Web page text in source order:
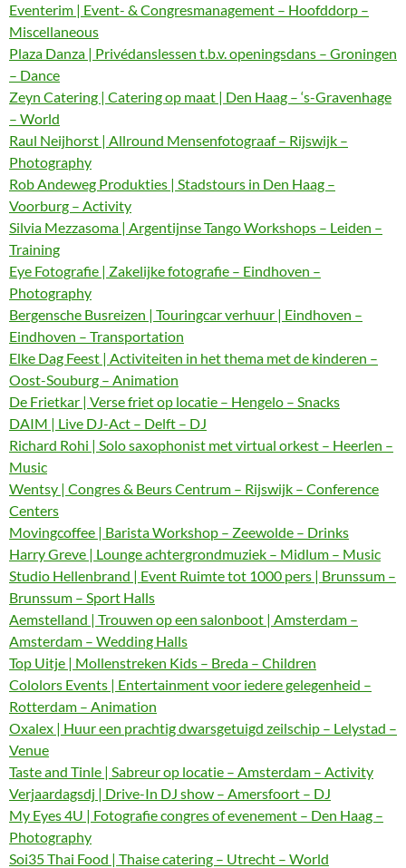
Eventerim | Event- & Congresmanagement – Hoofddorp –
Miscellaneous
Plaza Danza | Privédanslessen t.b.v. openingsdans – Groningen
– Dance
Zeyn Catering | Catering op maat | Den Haag – ‘s-Gravenhage
– World
Raul Neijhorst | Allround Mensenfotograaf – Rijswijk –
Photography
Rob Andeweg Produkties | Stadstours in Den Haag –
Voorburg – Activity
Silvia Mezzasoma | Argentijnse Tango Workshops – Leiden –
Training
Eye Fotografie | Zakelijke fotografie – Eindhoven –
Photography
Bergensche Busreizen | Touringcar verhuur | Eindhoven –
Eindhoven – Transportation
Elke Dag Feest | Activiteiten in het thema met de kinderen –
Oost-Souburg – Animation
De Frietkar | Verse friet op locatie – Hengelo – Snacks
DAIM | Live DJ-Act – Delft – DJ
Richard Rohi | Solo saxophonist met virtual orkest – Heerlen –
Music
Wentsy | Congres & Beurs Centrum – Rijswijk – Conference
Centers
Movingcoffee | Barista Workshop – Zeewolde – Drinks
Harry Greve | Lounge achtergrondmuziek – Midlum – Music
Studio Hellenbrand | Event Ruimte tot 1000 pers | Brunssum –
Brunssum – Sport Halls
Aemstelland | Trouwen op een salonboot | Amsterdam –
Amsterdam – Wedding Halls
Top Uitje | Mollenstreken Kids – Breda – Children
Cololors Events | Entertainment voor iedere gelegenheid –
Rotterdam – Animation
Oxalex | Huur een prachtig dwarsgetuigd zeilschip – Lelystad –
Venue
Taste and Tinle | Sabreur op locatie – Amsterdam – Activity
Verjaardagsdj | Drive-In DJ show – Amersfoort – DJ
My Eyes 4U | Fotografie congres of evenement – Den Haag –
Photography
Soi35 Thai Food | Thaise catering – Utrecht – World